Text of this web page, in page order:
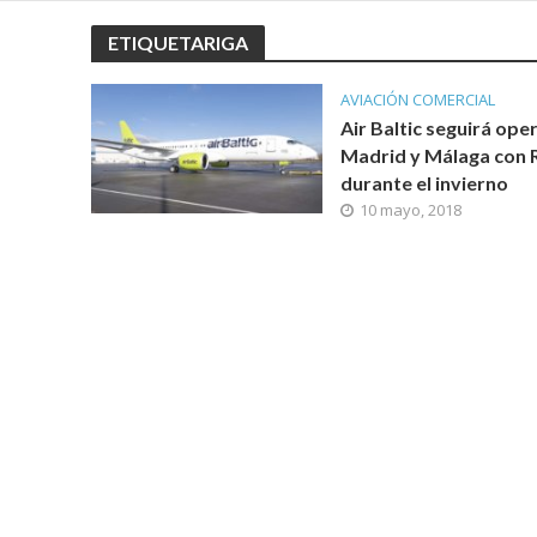
ETIQUETARIGA
AVIACIÓN COMERCIAL
Air Baltic seguirá
Madrid y Málaga con
durante el invierno
10 mayo, 2018